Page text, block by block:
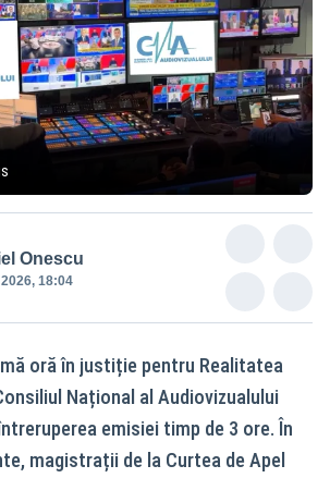
Onescu
18:04
oră în justiție pentru Realitatea
Național al Audiovizualului
emisiei timp de 3 ore. În
magistrații de la Curtea de Apel